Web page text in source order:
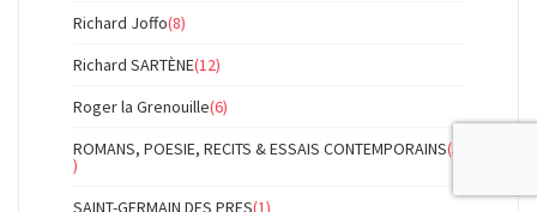
Richard Joffo(8)
Richard SARTÈNE(12)
Roger la Grenouille(6)
ROMANS, POESIE, RECITS & ESSAIS CONTEMPORAINS(5
)
SAINT-GERMAIN DES PRES(1)